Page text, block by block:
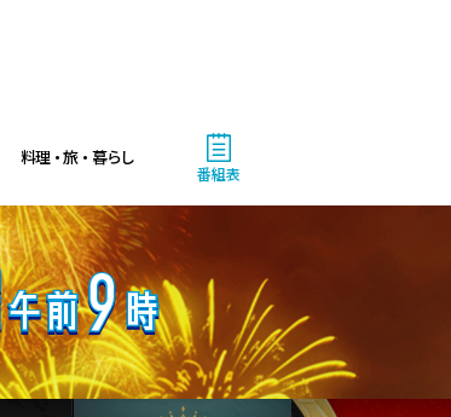
料理・旅・暮らし
番組表
デザイアグランプリ ライダー
あさ 4:00
おはよう!時代劇 暴れん坊将